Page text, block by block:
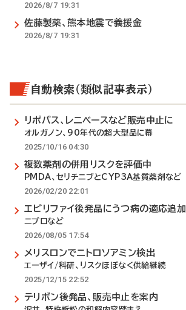
2026/8/7 19:31
佐藤製薬、熊本地震で義援金
2026/8/7 19:31
自動検索（類似記事表示）
リポバス、レニベースなど販売中止に
オルガノン、90年代の超大型品に幕
2025/10/16 04:30
複数薬剤の併用リスクを評価中
PMDA、セリチニブとCYP3A基質薬剤など
2026/02/20 22:01
エビリファイ後発品にうつ病の適応追加
ニプロなど
2026/08/05 17:54
メリスロンでニトロソアミン検出
エーザイ/科研、リスクほぼなく供給継続
2025/12/15 22:52
テリボン後発品、販売中止を案内